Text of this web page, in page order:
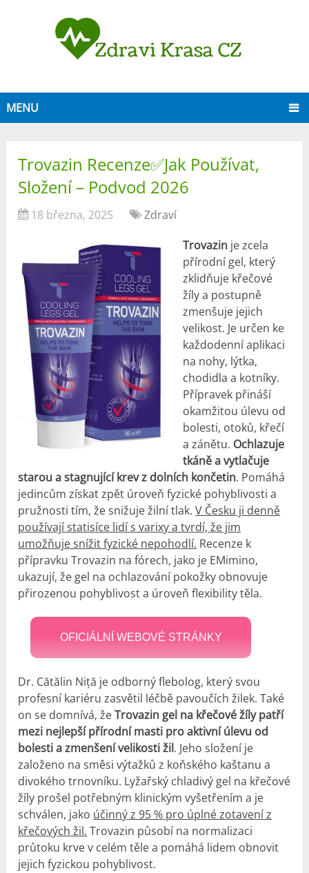
MENU
Trovazin Recenze✅Jak Používat,
Složení – Podvod 2026
18 března, 2025
Zdraví
Trovazin je zcela
přírodní gel, který
zklidňuje křečové
žíly a postupně
zmenšuje jejich
velikost. Je určen ke
každodenní aplikaci
na nohy, lýtka,
chodidla a kotníky.
Přípravek přináší
okamžitou úlevu od
bolesti, otoků, křečí
a zánětu. Ochlazuje
tkáně a vytlačuje
starou a stagnující krev z dolních končetin. Pomáhá
jedincům získat zpět úroveň fyzické pohyblivosti a
pružnosti tím, že snižuje žilní tlak.V Česku ji denně
používají statisíce lidí s varixy a tvrdí, že jim
umožňuje snížit fyzické nepohodlí. Recenze k
přípravku Trovazin na fórech, jako je EMimino,
ukazují, že gel na ochlazování pokožky obnovuje
přirozenou pohyblivost a úroveň flexibility těla.
OFICIÁLNÍ WEBOVÉ STRÁNKY
Dr. Cătălin Niță je odborný flebolog, který svou
profesní kariéru zasvětil léčbě pavoučích žilek. Také
on se domnívá, žeTrovazin gel na křečové žíly patří
mezi nejlepší přírodní masti pro aktivní úlevu od
bolesti a zmenšení velikosti žil. Jeho složení je
založeno na směsi výtažků z koňského kaštanu a
divokého trnovníku. Lyžařský chladivý gel na křečové
žíly prošel potřebným klinickým vyšetřením a je
schválen, jako účinný z 95 % pro úplné zotavení z
křečových žil. Trovazin působí na normalizaci
průtoku krve v celém těle a pomáhá lidem obnovit
jejich fyzickou pohyblivost.